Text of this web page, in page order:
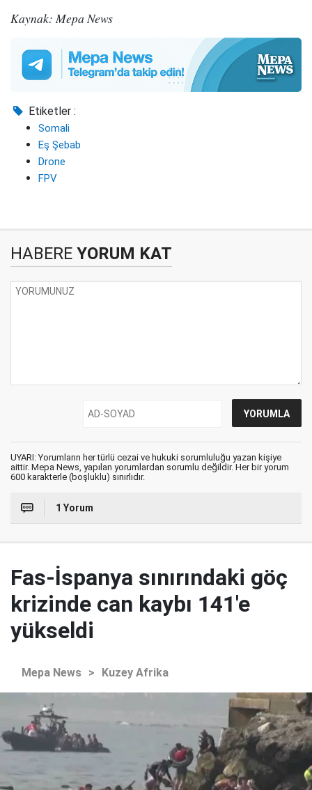
Kaynak: Mepa News
Etiketler :
Somali
Eş Şebab
Drone
FPV
HABERE YORUM KAT
UYARI: Yorumların her türlü cezai ve hukuki sorumluluğu yazan kişiye
aittir. Mepa News, yapılan yorumlardan sorumlu değildir. Her bir yorum
600 karakterle (boşluklu) sınırlıdır.
1 Yorum
Fas-İspanya sınırındaki göç
krizinde can kaybı 141'e
yükseldi
Mepa News > Kuzey Afrika